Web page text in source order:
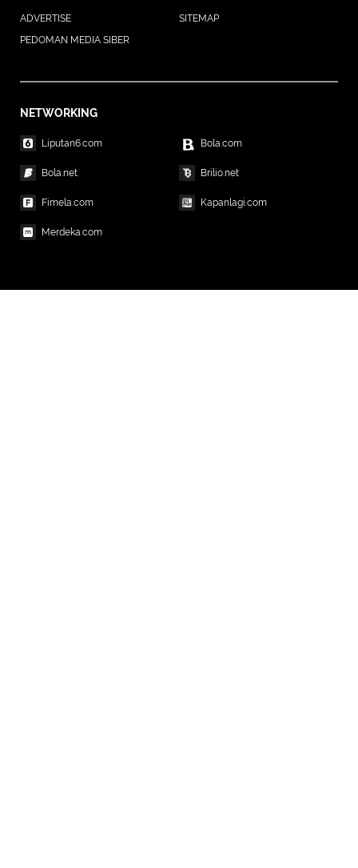
ADVERTISE
SITEMAP
PEDOMAN MEDIA SIBER
NETWORKING
Liputan6.com Bola.com
Bola.net Brilio.net
Fimela.com Kapanlagi.com
Merdeka.com